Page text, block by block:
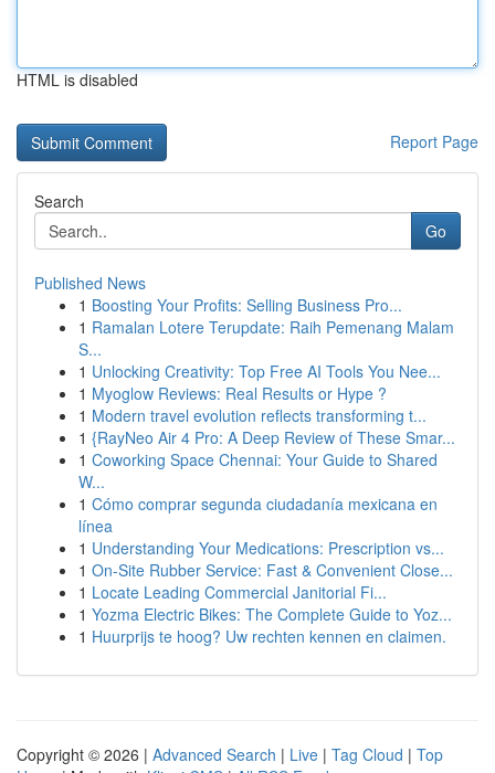
HTML is disabled
Report Page
Search
Go
Published News
1 Boosting Your Profits: Selling Business Pro...
1 Ramalan Lotere Terupdate: Raih Pemenang Malam
S...
1 Unlocking Creativity: Top Free AI Tools You Nee...
1 Myoglow Reviews: Real Results or Hype ?
1 Modern travel evolution reflects transforming t...
1 {RayNeo Air 4 Pro: A Deep Review of These Smar...
1 Coworking Space Chennai: Your Guide to Shared
W...
1 Cómo comprar segunda ciudadanía mexicana en
línea
1 Understanding Your Medications: Prescription vs...
1 On-Site Rubber Service: Fast & Convenient Close...
1 Locate Leading Commercial Janitorial Fi...
1 Yozma Electric Bikes: The Complete Guide to Yoz...
1 Huurprijs te hoog? Uw rechten kennen en claimen.
Copyright © 2026 | Advanced Search | Live | Tag Cloud | Top